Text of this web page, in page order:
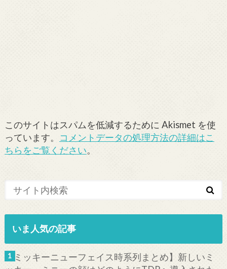
このサイトはスパムを低減するために Akismet を使
っています。 コメントデータの処理方法の詳細はこ
ちらをご覧ください。
いま人気の記事
【ミッキーニューフェイス時系列まとめ】新しいミ